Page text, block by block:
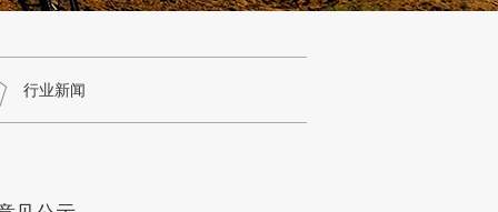
行业新闻